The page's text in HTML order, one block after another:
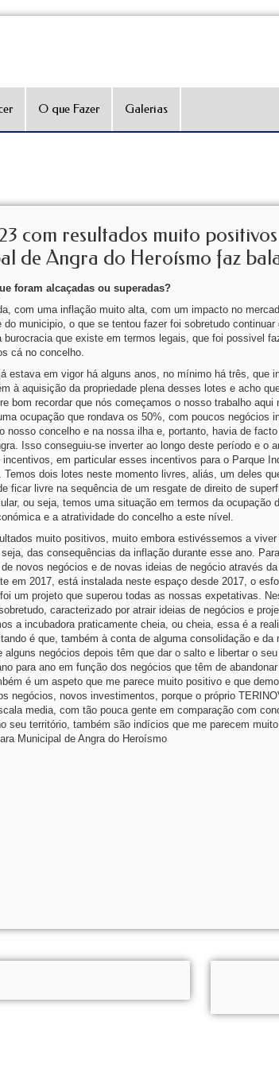
O que Fazer Galerias
com resultados muito
de Angra do Heroísmo faz
foram alcaçadas ou superadas?
com uma inflação muito alta, com um impacto no
municipio, o que se tentou fazer foi sobretudo
que existe em termos legais, que foi possivel
cá no concelho.
estava em vigor há alguns anos, no mínimo há três, que
à aquisição da propriedade plena desses lotes e acho
bom recordar que nós começamos o nosso trabalho aqui
ocupação que rondava os 50%, com poucos negócios
concelho e na nossa ilha e, portanto, havia de
Isso conseguiu-se inverter ao longo deste período e o
em particular esses incentivos para o Parque
dois lotes neste momento livres, aliás, um deles
ficar livre na sequência de um resgate de direito de
ou seja, temos uma situação em termos da ocupação
e a atratividade do concelho a este nível.
muito positivos, muito embora estivéssemos a
das consequências da inflação durante esse ano.
novos negócios e de novas ideias de negócio através
em 2017, está instalada neste espaço desde 2017, o
um projeto que superou todas as nossas expetativas.
caracterizado por atrair ideias de negócios e
a incubadora praticamente cheia, ou cheia, essa é a
é que, também à conta de alguma consolidação e da
negócios depois têm que dar o salto e libertar o
para ano em função dos negócios que têm de
é um aspeto que me parece muito positivo e que
negócios, novos investimentos, porque o próprio
media, com tão pouca gente em comparação com
seu território, também são indícios que me parecem
Municipal de Angra do Heroísmo